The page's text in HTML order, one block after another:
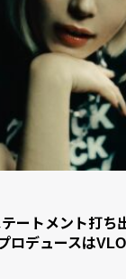
ートメント打ち
デュースは